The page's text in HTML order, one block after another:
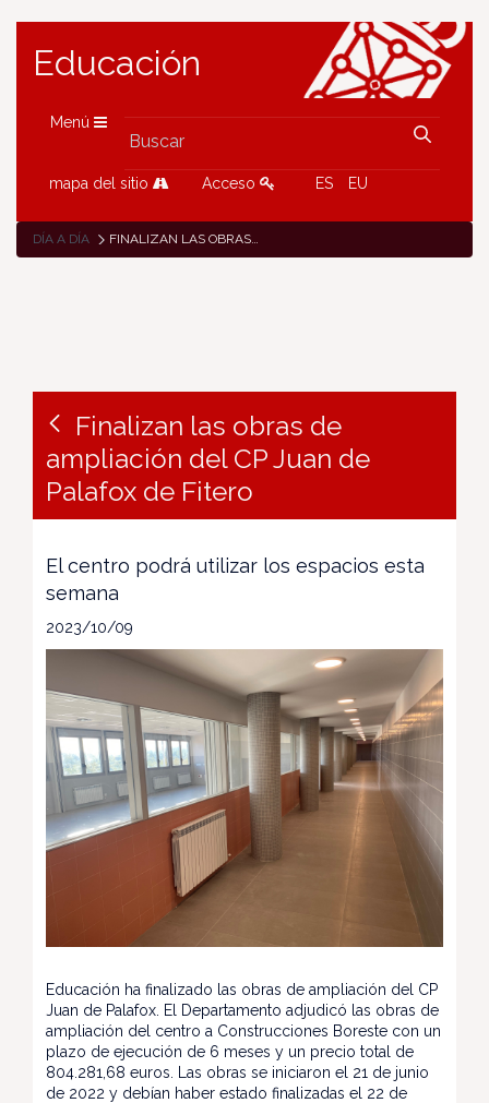
Educación
Menú
mapa del sitio Acceso ES EU
DÍA A DÍA FINALIZAN LAS OBRAS DE AMPLIACIÓN DEL CP JUAN DE PALAFOX DE FITERO
Finalizan las obras de
ampliación del CP Juan de
Palafox de Fitero
El centro podrá utilizar los espacios esta
semana
2023/10/09
Educación ha finalizado las obras de ampliación del CP
Juan de Palafox. El Departamento adjudicó las obras de
ampliación del centro a Construcciones Boreste con un
plazo de ejecución de 6 meses y un precio total de
804.281,68 euros. Las obras se iniciaron el 21 de junio
de 2022 y debían haber estado finalizadas el 22 de